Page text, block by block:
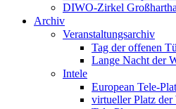
DIWO-Zirkel
Archiv
Veranstaltungsarchiv
Tag der offenen
Lange Nacht der
Intele
European Tele-
virtueller Platz